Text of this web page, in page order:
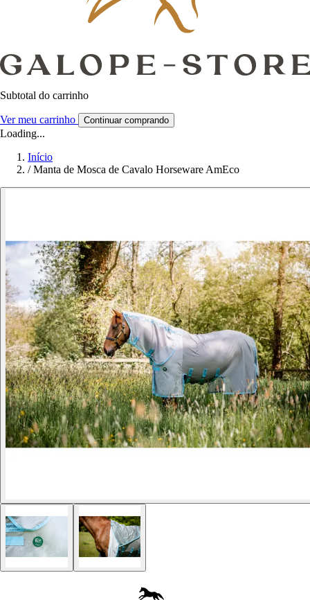
Subtotal do carrinho
Ver meu carrinho Continuar comprando
Loading...
Início
/ Manta de Mosca de Cavalo Horseware AmEco